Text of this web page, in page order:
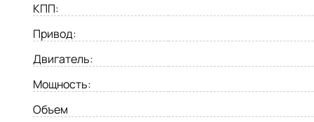
КПП:
Привод:
Двигатель:
Мощность:
Объем